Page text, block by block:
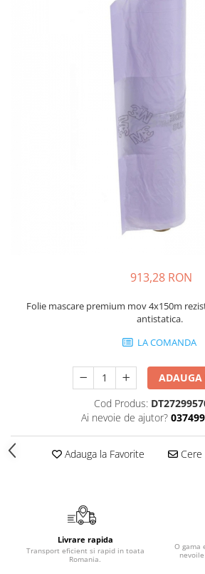
Sisteme si pahare PPS
913,28 RON
Folie mascare premium mov 4x150m
antistatica.
LA COMANDA
ADAUGA
Cod Produs:
Ai nevoie de ajutor?
Adauga la Favorite Cere
Livrare rapida
Transport eficient si rapid in toata
Romania.
O gama